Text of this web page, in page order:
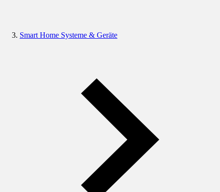
Smart Home Systeme & Geräte